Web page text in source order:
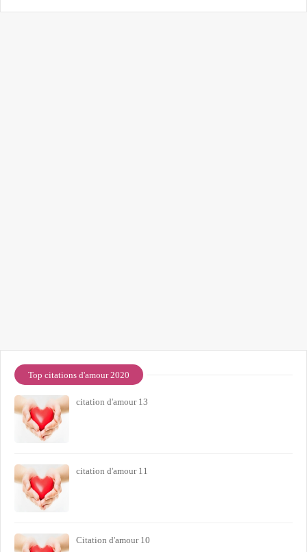
Top citations d'amour 2020
citation d'amour 13
citation d'amour 11
Citation d'amour 10